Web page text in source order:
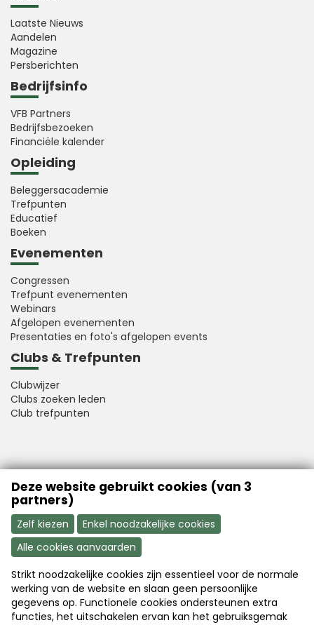
Laatste Nieuws
Aandelen
Magazine
Persberichten
Bedrijfsinfo
VFB Partners
Bedrijfsbezoeken
Financiële kalender
Opleiding
Beleggersacademie
Trefpunten
Educatief
Boeken
Evenementen
Congressen
Trefpunt evenementen
Webinars
Afgelopen evenementen
Presentaties en foto's afgelopen events
Clubs & Trefpunten
Clubwijzer
Clubs zoeken leden
Club trefpunten
VFB is a member of Better Finance
Aanmelden Word nu lid
Deze website gebruikt cookies (van 3
partners)
Zelf kiezen
Enkel noodzakelijke cookies
Alle cookies aanvaarden
Strikt noodzakelijke cookies zijn essentieel voor de normale
werking van de website en slaan geen persoonlijke
gegevens op. Functionele cookies ondersteunen extra
functies, het uitschakelen ervan kan het gebruiksgemak